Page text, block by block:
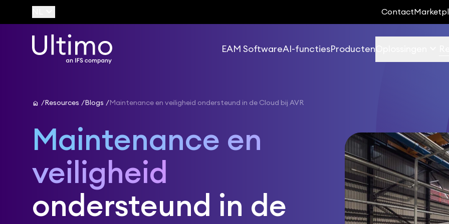
Contact
EAM SoftwareAI-functiesProducten
home Resources Blogs Maintenance en veiligheid ondersteund in de Cloud bij AVR
Maintenance en
veiligheid
ondersteund in de